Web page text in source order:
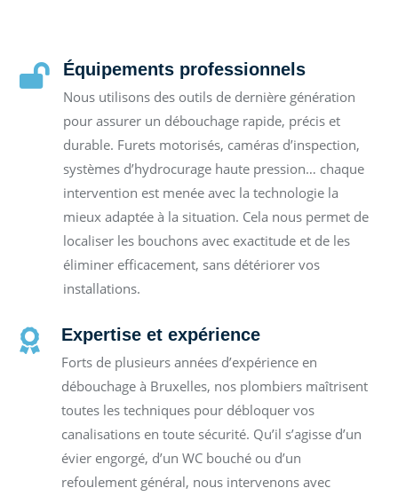
 Équipements professionnels
Nous utilisons des outils de dernière génération
pour assurer un débouchage rapide, précis et
durable. Furets motorisés, caméras d’inspection,
systèmes d’hydrocurage haute pression… chaque
intervention est menée avec la technologie la
mieux adaptée à la situation. Cela nous permet de
localiser les bouchons avec exactitude et de les
éliminer efficacement, sans détériorer vos
installations.
 Expertise et expérience
Forts de plusieurs années d’expérience en
débouchage à Bruxelles, nos plombiers maîtrisent
toutes les techniques pour débloquer vos
canalisations en toute sécurité. Qu’il s’agisse d’un
évier engorgé, d’un WC bouché ou d’un
refoulement général, nous intervenons avec